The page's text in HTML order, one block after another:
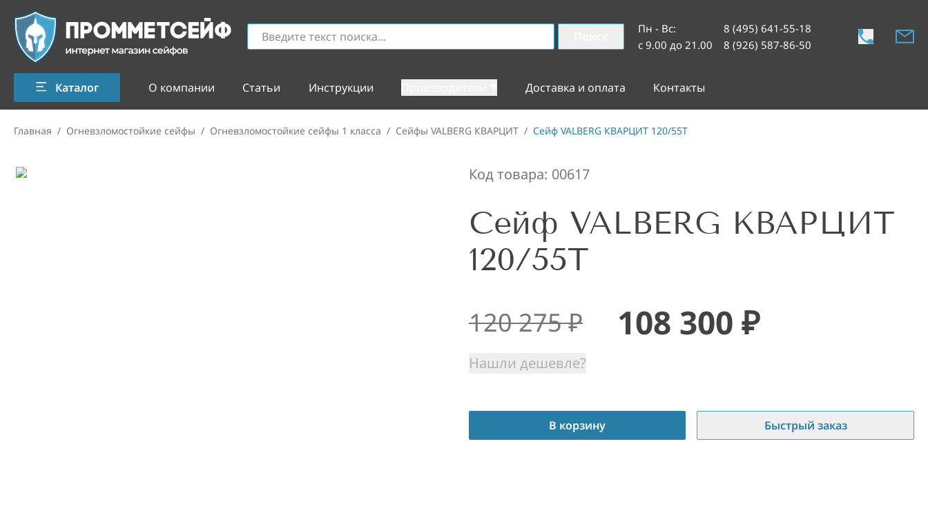
Пн - Вс:
с 9.00 до 21.00
8 (495) 641-55-18
8 (926) 587-86-50
Каталог О компании Статьи Инструкции Доставка и оплата Контакты
Главная / Огневзломостойкие сейфы / Огневзломостойкие сейфы 1 класса / Сейфы VALBERG КВАРЦИТ / Сейф VALBERG КВАРЦИТ 120/55T
Код товара: 00617
Сейф VALBERG КВАРЦИТ
120/55T
120 275₽ 108 300 ₽
Нашли дешевле?
В корзину Быстрый заказ